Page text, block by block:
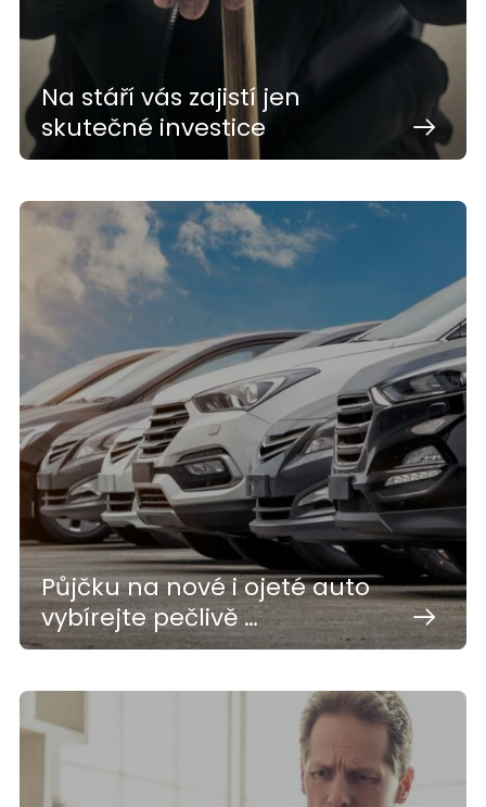
Na stáří vás zajistí jen
skutečné investice
Půjčku na nové i ojeté auto
vybírejte pečlivě …